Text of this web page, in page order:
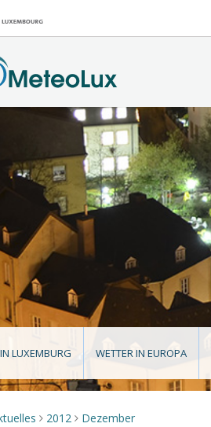
LUXEMBURG WETTER IN EUROPA
> 2012 > Dezember